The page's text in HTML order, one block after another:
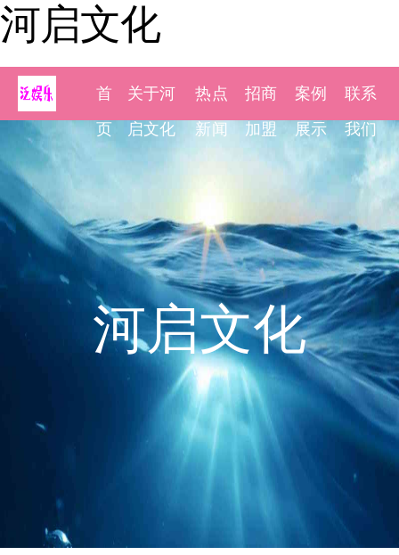
河启文化
首
页
关于河
启文化
热点
新闻
招商
加盟
案例
展示
联系
我们
河启文化